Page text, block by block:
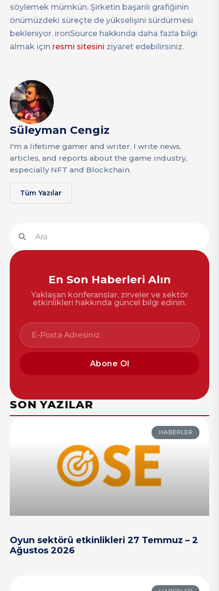
söylemek mümkün. Şirketin başarılı grafiğinin
önümüzdeki süreçte de yükselişini sürdürmesi
bekleniyor. ironSource hakkında daha fazla bilgi
almak için resmi sitesini ziyaret edebilirsiniz.
Süleyman Cengiz
I'm a lifetime gamer and writer. I write news,
articles, and reports about the game industry,
especially NFT and Blockchain.
Tüm Yazılar
En Son Haberleri Alın
Yaklaşan konferanslar, zirveler ve sektör
etkinlikleri hakkında güncel bilgi edinin.
Abone Ol
SON YAZILAR
HABERLER
Oyun sektörü etkinlikleri 27 Temmuz – 2
Ağustos 2026